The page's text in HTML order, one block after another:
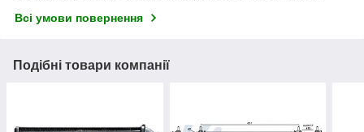
Всі умови повернення
Подібні товари компанії